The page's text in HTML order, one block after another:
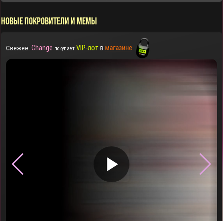
НОВЫЕ ПОКРОВИТЕЛИ И МЕМЫ
Свежее: Change покупает VIP-лотвмагазине
▶